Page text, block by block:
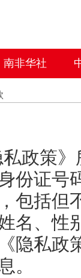
南非华社
政策
份证号
包括但
名、性
隐私政
。